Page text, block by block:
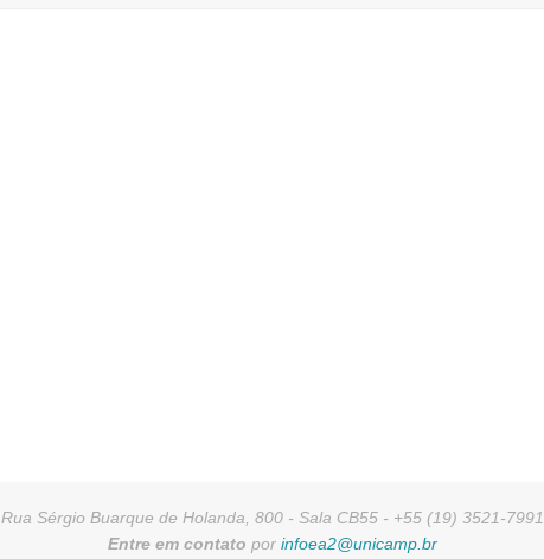
Rua Sérgio Buarque de Holanda, 800 - Sala CB55 - +55 (19) 3521-7991
Entre em contato por infoea2@unicamp.br